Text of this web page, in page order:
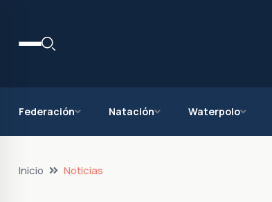
Federación Natación Waterpolo
Inicio Noticias